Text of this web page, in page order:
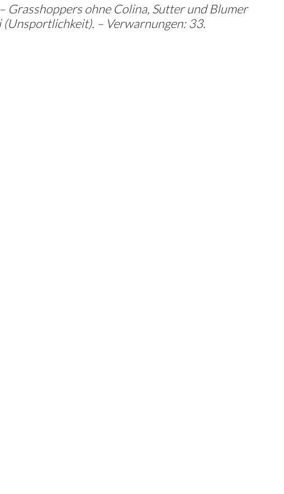
Grasshoppers ohne Colina, Sutter und Blumer
(Unsportlichkeit). – Verwarnungen: 33.